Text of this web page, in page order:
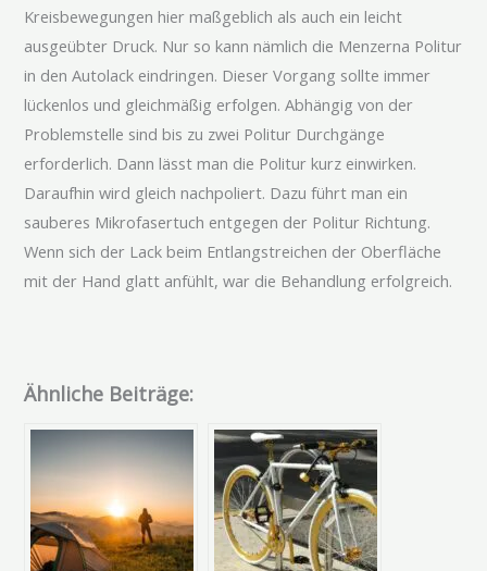
Kreisbewegungen hier maßgeblich als auch ein leicht
ausgeübter Druck. Nur so kann nämlich die Menzerna Politur
in den Autolack eindringen. Dieser Vorgang sollte immer
lückenlos und gleichmäßig erfolgen. Abhängig von der
Problemstelle sind bis zu zwei Politur Durchgänge
erforderlich. Dann lässt man die Politur kurz einwirken.
Daraufhin wird gleich nachpoliert. Dazu führt man ein
sauberes Mikrofasertuch entgegen der Politur Richtung.
Wenn sich der Lack beim Entlangstreichen der Oberfläche
mit der Hand glatt anfühlt, war die Behandlung erfolgreich.
Ähnliche Beiträge: